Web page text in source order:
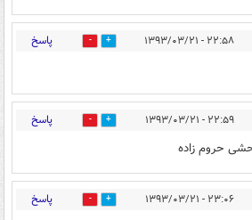
۲۲:۵۸ - ۱۳۹۳/۰۳/۲۱ 1 پاسخ
۲۲:۵۹ - ۱۳۹۳/۰۳/۲۱ 1 پاسخ
حروم زاده
۲۳:۰۶ - ۱۳۹۳/۰۳/۲۱ 1 پاسخ